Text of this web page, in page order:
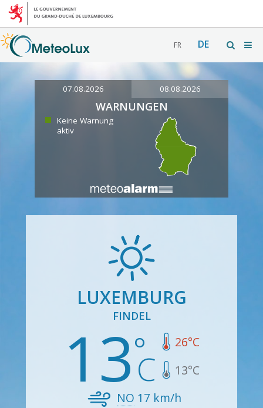
FR DE
07.08.2026 08.08.2026
WARNUNGEN
Keine Warnung
aktiv
LUXEMBURG
FINDEL
13 26°C
13°C
NO 17 km/h